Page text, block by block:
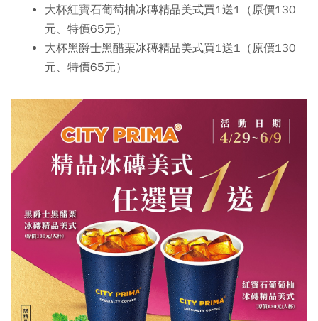
大杯紅寶石葡萄柚冰磚精品美式買1送1（原價130
元、特價65元）
大杯黑爵士黑醋栗冰磚精品美式買1送1（原價130
元、特價65元）